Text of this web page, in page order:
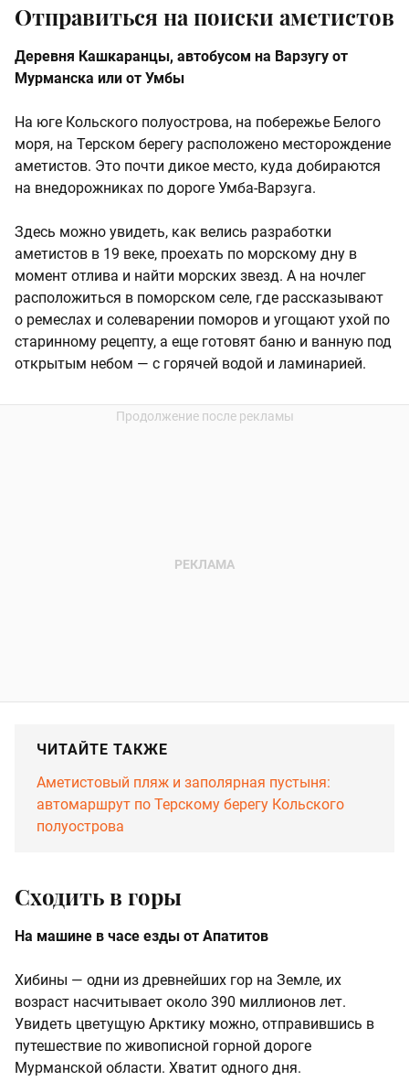
Отправиться на поиски аметистов
Деревня Кашкаранцы, автобусом на Варзугу от
Мурманска или от Умбы
На юге Кольского полуострова, на побережье Белого
моря, на Терском берегу расположено месторождение
аметистов. Это почти дикое место, куда добираются
на внедорожниках по дороге Умба-Варзуга.
Здесь можно увидеть, как велись разработки
аметистов в 19 веке, проехать по морскому дну в
момент отлива и найти морских звезд. А на ночлег
расположиться в поморском селе, где рассказывают
о ремеслах и солеварении поморов и угощают ухой по
старинному рецепту, а еще готовят баню и ванную под
открытым небом — с горячей водой и ламинарией.
ЧИТАЙТЕ ТАКЖЕ
Аметистовый пляж и заполярная пустыня:
автомаршрут по Терскому берегу Кольского
полуострова
Сходить в горы
На машине в часе езды от Апатитов
Хибины — одни из древнейших гор на Земле, их
возраст насчитывает около 390 миллионов лет.
Увидеть цветущую Арктику можно, отправившись в
путешествие по живописной горной дороге
Мурманской области. Хватит одного дня.